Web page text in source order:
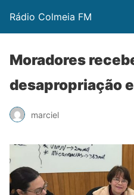
Rádio Colmeia FM
Moradores
desapropriação
marciel